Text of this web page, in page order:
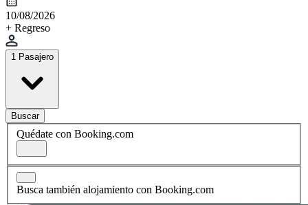
10/08/2026
+ Regreso
1 Pasajero
Buscar
Quédate con Booking.com
Busca también alojamiento con Booking.com